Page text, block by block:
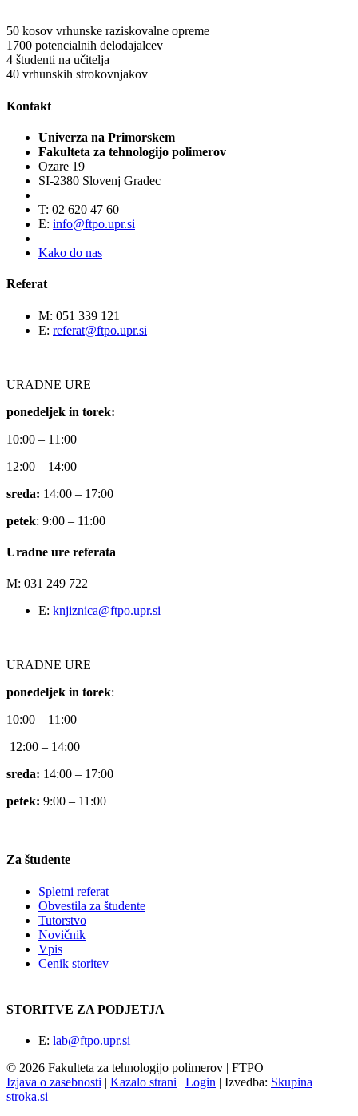
50 kosov vrhunske raziskovalne opreme
1700 potencialnih delodajalcev
4 študenti na učitelja
40 vrhunskih strokovnjakov
Kontakt
Univerza na Primorskem
Fakulteta za tehnologijo polimerov
Ozare 19
SI-2380 Slovenj Gradec
T: 02 620 47 60
E: info@ftpo.upr.si
Kako do nas
Referat
M: 051 339 121
E: referat@ftpo.upr.si
URADNE URE
ponedeljek in torek:
10:00 – 11:00
12:00 – 14:00
sreda: 14:00 – 17:00
petek: 9:00 – 11:00
Uradne ure referata
M: 031 249 722
E: knjiznica@ftpo.upr.si
URADNE URE
ponedeljek in torek:
10:00 – 11:00
12:00 – 14:00
sreda: 14:00 – 17:00
petek: 9:00 – 11:00
Za študente
Spletni referat
Obvestila za študente
Tutorstvo
Novičnik
Vpis
Cenik storitev
STORITVE ZA PODJETJA
E: lab@ftpo.upr.si
© 2026 Fakulteta za tehnologijo polimerov | FTPO
Izjava o zasebnosti | Kazalo strani | Login | Izvedba: Skupina
stroka.si